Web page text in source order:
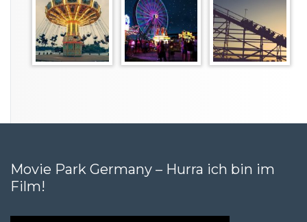
Movie Park Germany – Hurra ich bin im
Film!